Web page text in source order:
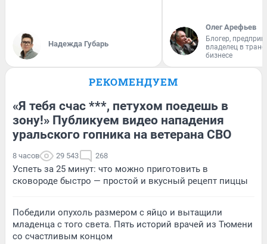
Надежда Губарь
Олег Арефьев
Блогер,
владелец в
бизнесе
РЕКОМЕНДУЕМ
«Я тебя счас ***, петухом поедешь в
зону!» Публикуем видео нападения
уральского гопника на ветерана СВО
8 часов 29 543 268
Успеть за 25 минут: что можно приготовить в
сковороде быстро — простой и вкусный рецепт пиццы
Победили опухоль размером с яйцо и вытащили
младенца с того света. Пять историй врачей из Тюмени
со счастливым концом